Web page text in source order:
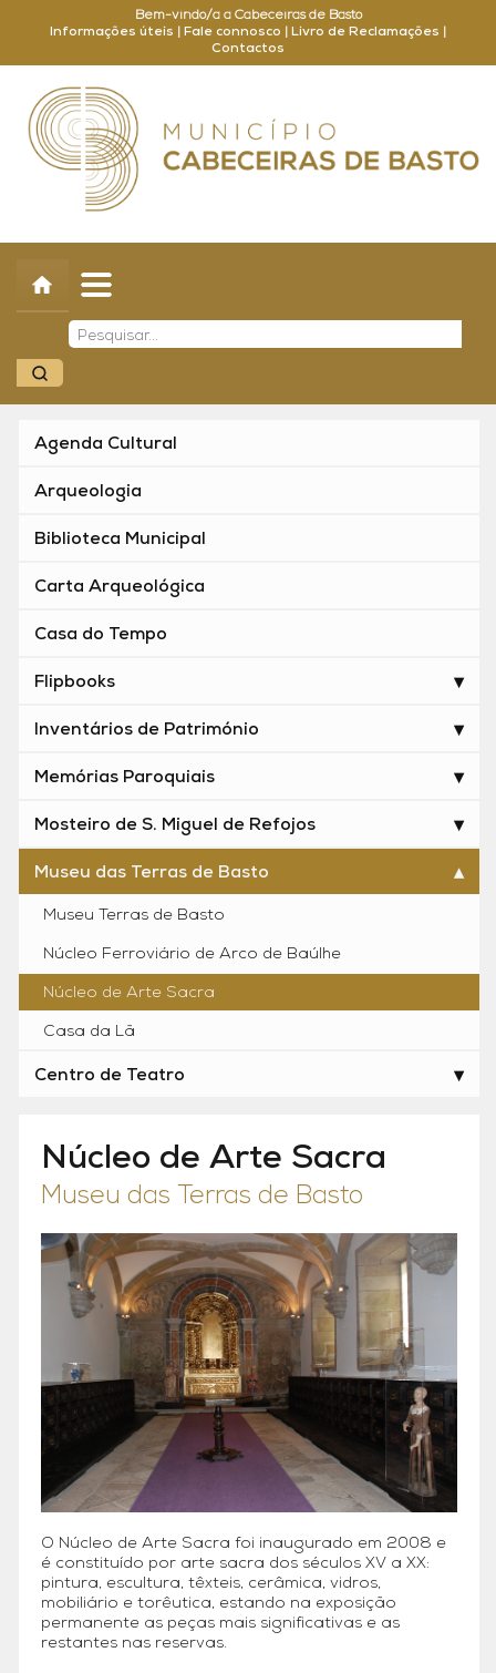
Bem-vindo/a a Cabeceiras de Basto
Informações úteis
Fale connosco Livro de Reclamações
Contactos
Concelho
Município
Turismo
Cultura
Outros
Balcão Online
Agenda Cultural
Arqueologia
Biblioteca Municipal
Carta Arqueológica
Casa do Tempo
Flipbooks
Inventários de Património
Memórias Paroquiais
Mosteiro de S. Miguel de Refojos
Museu das Terras de Basto
Museu Terras de Basto
Núcleo Ferroviário de Arco de Baúlhe
Núcleo de Arte Sacra
Casa da Lã
Centro de Teatro
Núcleo de Arte Sacra
Museu das Terras de Basto
O Núcleo de Arte Sacra foi inaugurado em 2008 e
é constituído por arte sacra dos séculos XV a XX:
pintura, escultura, têxteis, cerâmica, vidros,
mobiliário e torêutica, estando na exposição
permanente as peças mais significativas e as
restantes nas reservas.